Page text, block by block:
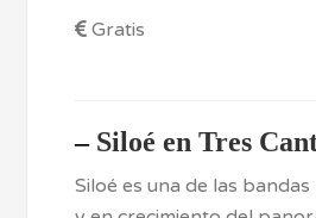
Gratis
– Siloé en Tres
Siloé es una de las